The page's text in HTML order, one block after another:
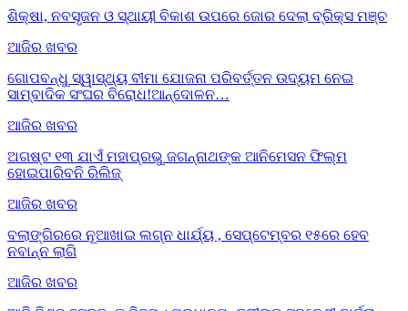
ଶିକ୍ଷା, ନବସୃଜନ ଓ ସ୍ଥାୟୀ ବିକାଶ ଉପରେ ଜୋର ଦେଲା ବ୍ରିକ୍ସ ମଞ୍ଚ
ଆଜିର ଖବର
ଗୋପବନ୍ଧୁ ସ୍ୱାସ୍ଥ୍ୟ ବୀମା ଯୋଜନା ପରିବର୍ତ୍ତନ ଉଦ୍ୟମ ନେଇ
ସାମ୍ବାଦିକ ସଂଘର ବିରୋଧ!ଆନ୍ଦୋଳନ…
ଆଜିର ଖବର
ଅଗଷ୍ଟ ୧୩ ଯାଏଁ ମହାପ୍ରଭୁ ଜଗନ୍ନାଥଙ୍କ ଆନିମେସନ ଫିଲ୍ମ
ହୋଇପାରିବନି ରିଲିଜ୍
ଆଜିର ଖବର
ବଲାଙ୍ଗିରରେ ନୂଆଖାଇ ଲଗ୍ନ ଧାର୍ଯ୍ୟ , ସେପ୍ଟେମ୍ବର ୧୫ରେ ହେବ
ନବାନ୍ନ ଲାଗି
ଆଜିର ଖବର